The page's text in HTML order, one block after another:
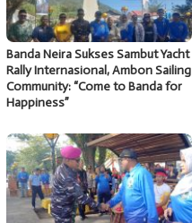
Banda Neira Sukses Sambut Yacht
Rally Internasional, Ambon Sailing
Community: “Come to Banda for
Happiness”